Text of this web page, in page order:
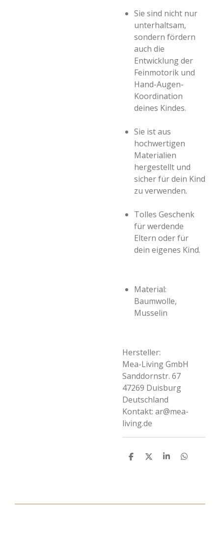
Sie sind nicht nur
unterhaltsam,
sondern fördern
auch die
Entwicklung der
Feinmotorik und
Hand-Augen-
Koordination
deines Kindes.
Sie ist aus
hochwertigen
Materialien
hergestellt und
sicher für dein Kind
zu verwenden.
Tolles Geschenk
für werdende
Eltern oder für
dein eigenes Kind.
Material:
Baumwolle,
Musselin
Hersteller:
Mea-Living GmbH
Sanddornstr. 67
47269 Duisburg
Deutschland
Kontakt: ar@mea-
living.de
T
T
T
T